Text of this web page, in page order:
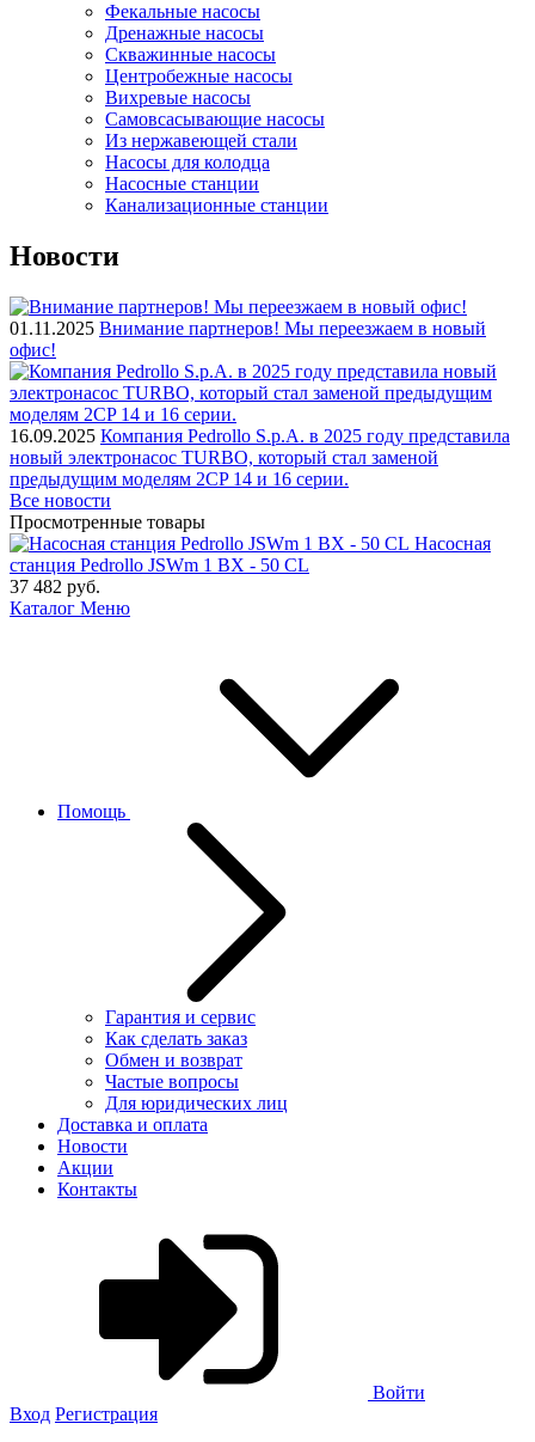
Фекальные насосы
Дренажные насосы
Скважинные насосы
Центробежные насосы
Вихревые насосы
Самовсасывающие насосы
Из нержавеющей стали
Насосы для колодца
Насосные станции
Канализационные станции
Новости
01.11.2025 Внимание партнеров! Мы переезжаем в новый
офис!
16.09.2025 Компания Pedrollo S.p.A. в 2025 году представила
новый электронасос TURBO, который стал заменой
предыдущим моделям 2CP 14 и 16 серии.
Все новости
Просмотренные товары
Насосная
станция Pedrollo JSWm 1 BX - 50 CL
37 482 руб.
Каталог Меню
Помощь
Гарантия и сервис
Как сделать заказ
Обмен и возврат
Частые вопросы
Для юридических лиц
Доставка и оплата
Новости
Акции
Контакты
Войти
Вход Регистрация